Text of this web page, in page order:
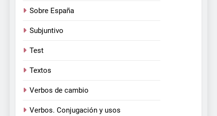
Sobre España
Subjuntivo
Test
Textos
Verbos de cambio
Verbos. Conjugación y usos